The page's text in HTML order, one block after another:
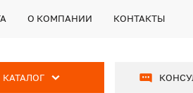
О КОМПАНИИ КОНТАКТЫ
КАТАЛОГ